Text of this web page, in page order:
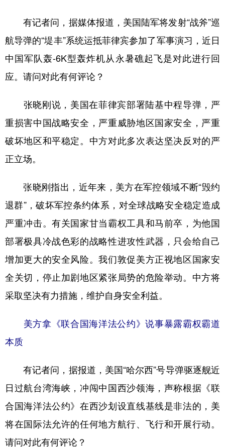
有记者问，据媒体报道，美国陆军将发射“战斧”巡
航导弹的“堤丰”系统运抵菲律宾参加了军事演习，近日
中国军队轰-6K型轰炸机从永暑礁起飞是对此进行回
应。请问对此有何评论？
张晓刚说，美国在菲律宾部署陆基中程导弹，严
重损害中国战略安全，严重威胁地区国家安全，严重
破坏地区和平稳定。中方对此多次表达坚决反对的严
正立场。
张晓刚指出，近年来，美方在军控领域不断“毁约
退群”，破坏军控条约体系，对全球战略安全稳定造成
严重冲击。有关国家甘当霸权工具和马前卒，为他国
部署极具冷战色彩的战略性进攻性武器，只会给自己
增加更大的安全风险。我们敦促美方正视地区国家安
全关切，停止加剧地区紧张局势的危险举动。中方将
采取坚决有力措施，维护自身安全利益。
美方拿《联合国海洋法公约》说事暴露霸权霸道
本质
有记者问，据报道，美国“哈尔西”号导弹驱逐舰近
日过航台湾海峡，冲闯中国西沙领海，声称根据《联
合国海洋法公约》在西沙划设直线基线是非法的，美
将在国际法允许的任何地方航行、飞行和开展行动。
请问对此有何评论？